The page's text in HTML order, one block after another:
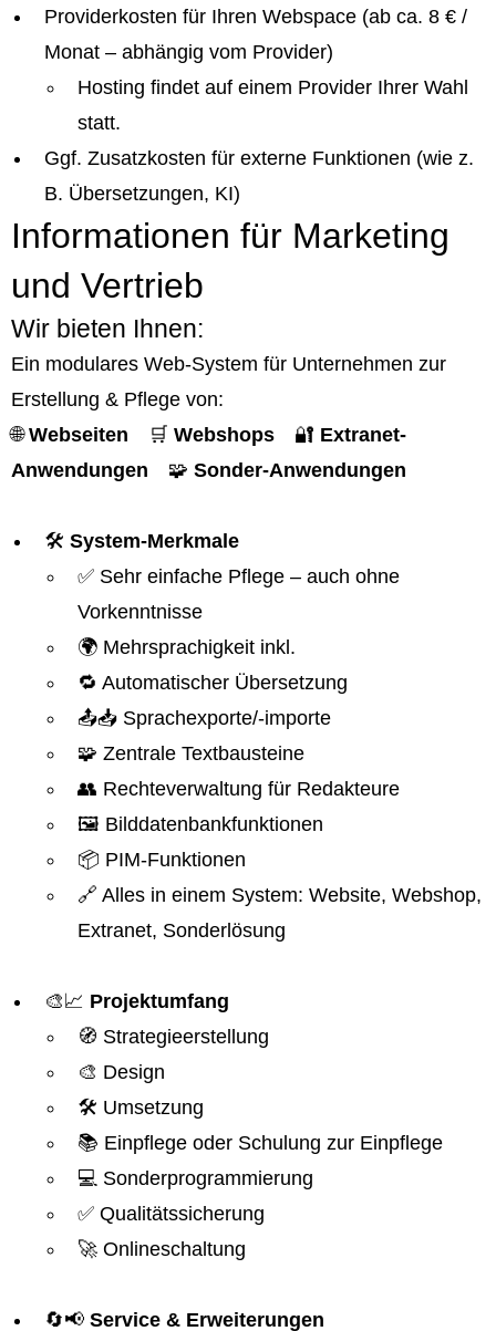
Providerkosten für Ihren Webspace (ab ca. 8 € /
Monat – abhängig vom Provider)
Hosting findet auf einem Provider Ihrer Wahl
statt.
Ggf. Zusatzkosten für externe Funktionen (wie z.
B. Übersetzungen, KI)
Informationen für Marketing
und Vertrieb
Wir bieten Ihnen:
Ein modulares Web-System für Unternehmen zur
Erstellung & Pflege von:
🌐Webseiten 🛒 Webshops 🔐 Extranet-
Anwendungen 🧩 Sonder-Anwendungen
🛠️ System-Merkmale
✅ Sehr einfache Pflege – auch ohne
Vorkenntnisse
🌍 Mehrsprachigkeit inkl.
🔁 Automatischer Übersetzung
📤📥 Sprachexporte/-importe
🧩 Zentrale Textbausteine
👥 Rechteverwaltung für Redakteure
🖼️ Bilddatenbankfunktionen
📦 PIM-Funktionen
🔗 Alles in einem System: Website, Webshop,
Extranet, Sonderlösung
🎨📈 Projektumfang
🧭 Strategieerstellung
🎨 Design
🛠️ Umsetzung
📚 Einpflege oder Schulung zur Einpflege
💻 Sonderprogrammierung
✅ Qualitätssicherung
🚀 Onlineschaltung
🔄📢 Service & Erweiterungen